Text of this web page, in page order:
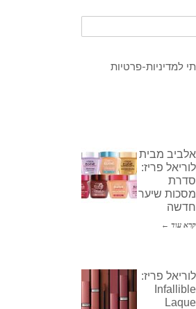
למדיניות-פרטיות
אלביב מבית
לוריאל פריז:
סדרת
מסכות שיער
חדשה
קרא עוד ←
לוריאל פריז:
Infallible
Laque